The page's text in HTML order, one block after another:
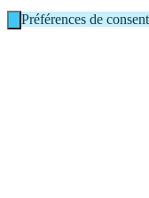
Préférences de